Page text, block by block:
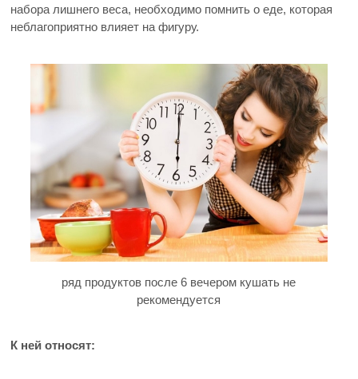
набора лишнего веса, необходимо помнить о еде, которая
неблагоприятно влияет на фигуру.
ряд продуктов после 6 вечером кушать не
рекомендуется
К ней относят: